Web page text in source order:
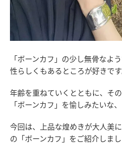
「ボーンカフ」の少し無骨なよ
性らしくもあるところが好きです
年齢を重ねていくとともに、そ
「ボーンカフ」を愉しみたいな
今回は、上品な煌めきが大人美
の「ボーンカフ」をご紹介しまし